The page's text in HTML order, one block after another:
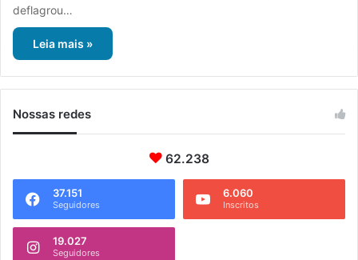
deflagrou…
Leia mais »
Nossas redes
62.238
37.151
Seguidores
6.060
Inscritos
19.027
Seguidores